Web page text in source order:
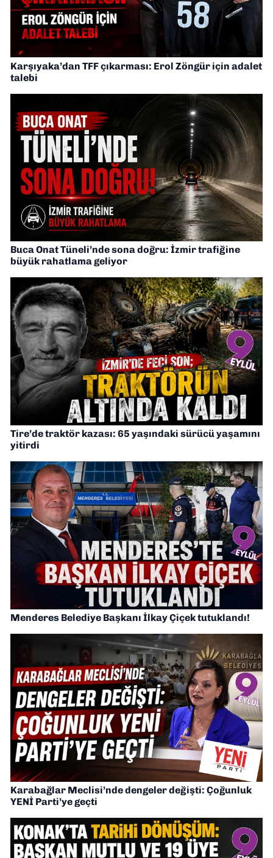
Karşıyaka’dan TFF çıkarması: Erol Zöngür için adalet
talebi
Buca Onat Tüneli’nde sona doğru: İzmir trafiğine
büyük rahatlama geliyor
Tire’de traktör kazası: 65 yaşındaki sürücü yaşamını
yitirdi
Menderes Belediye Başkanı İlkay Çiçek tutuklandı!
Karabağlar Meclisi’nde dengeler değişti: Çoğunluk
YENİ Parti’ye geçti